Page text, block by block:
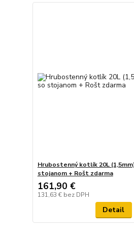
Hrubostenný kotlík 20L
stojanom + Rošt zdarma
161,90 €
131,63 € bez DPH
Detail